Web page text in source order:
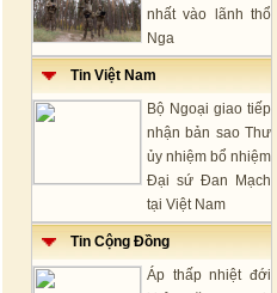
nhất vào lãnh thổ
Nga
Tin Việt Nam
Bộ Ngoại giao tiếp
nhận bản sao Thư
ủy nhiệm bổ nhiệm
Đại sứ Đan Mạch
tại Việt Nam
Tin Cộng Đồng
Áp thấp nhiệt đới